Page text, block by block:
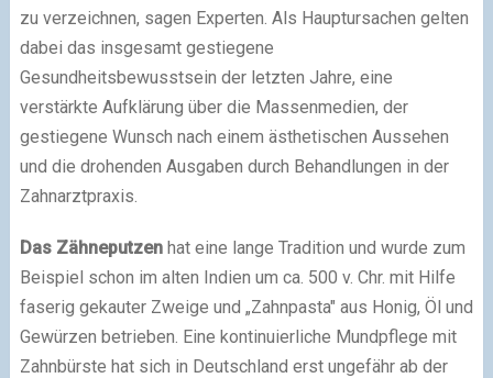
zu verzeichnen, sagen Experten. Als Hauptursachen gelten
dabei das insgesamt gestiegene
Gesundheitsbewusstsein der letzten Jahre, eine
verstärkte Aufklärung über die Massenmedien, der
gestiegene Wunsch nach einem ästhetischen Aussehen
und die drohenden Ausgaben durch Behandlungen in der
Zahnarztpraxis.
Das Zähneputzen hat eine lange Tradition und wurde zum
Beispiel schon im alten Indien um ca. 500 v. Chr. mit Hilfe
faserig gekauter Zweige und „Zahnpasta" aus Honig, Öl und
Gewürzen betrieben. Eine kontinuierliche Mundpflege mit
Zahnbürste hat sich in Deutschland erst ungefähr ab der